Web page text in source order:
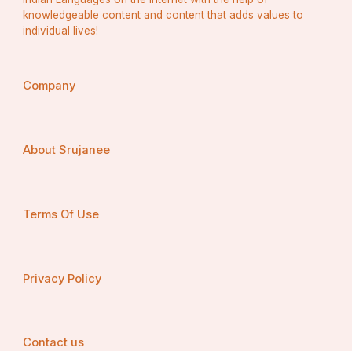
ତ୍ରିଭଙ୍ଗୀପଞ୍ଚକଂ ସମ୍ପୂର୍ଣମ୍ ।
त्रिभङ्गीपञ्चकम्
knowledgeable content and content that adds values to
individual lives!
Company
About Srujanee
Terms Of Use
Privacy Policy
Contact us